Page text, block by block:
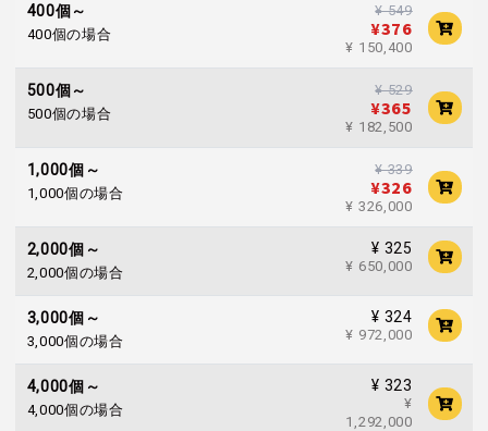
400個～
400個の場合
¥ 549
¥376
¥ 150,400
500個～
500個の場合
¥ 529
¥365
¥ 182,500
1,000個～
1,000個の場合
¥ 339
¥326
¥ 326,000
2,000個～
2,000個の場合
¥ 325
¥ 650,000
3,000個～
3,000個の場合
¥ 324
¥ 972,000
4,000個～
4,000個の場合
¥ 323
¥
1,292,000